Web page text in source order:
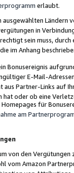
erlaubt.
ausgewählten Ländern
in
sein muss,
im Anhang
Bonusereignis
E-Mail-
aus Partner-Links auf
hat oder ob eine
für
am
von den
vom Amazon